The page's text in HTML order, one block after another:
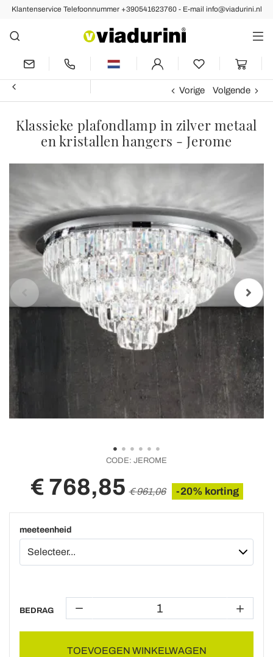
Klantenservice Telefoonnummer +390541623760 - E-mail info@viadurini.nl
Vorige Volgende
Klassieke plafondlamp in zilver metaal
en kristallen hangers - Jerome
CODE: JEROME
€ 768,85 € 961,06 -20% korting
meeteenheid
BEDRAG
TOEVOEGEN WINKELWAGEN